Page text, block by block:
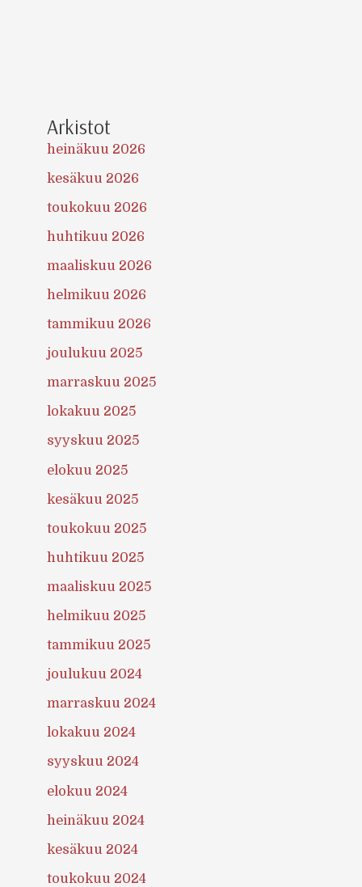
Arkistot
heinäkuu 2026
kesäkuu 2026
toukokuu 2026
huhtikuu 2026
maaliskuu 2026
helmikuu 2026
tammikuu 2026
joulukuu 2025
marraskuu 2025
lokakuu 2025
syyskuu 2025
elokuu 2025
kesäkuu 2025
toukokuu 2025
huhtikuu 2025
maaliskuu 2025
helmikuu 2025
tammikuu 2025
joulukuu 2024
marraskuu 2024
lokakuu 2024
syyskuu 2024
elokuu 2024
heinäkuu 2024
kesäkuu 2024
toukokuu 2024